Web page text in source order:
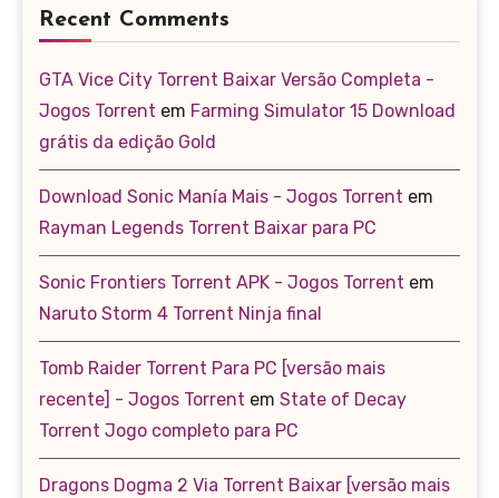
Recent Comments
GTA Vice City Torrent Baixar Versão Completa -
Jogos Torrent em Farming Simulator 15 Download
grátis da edição Gold
Download Sonic Manía Mais - Jogos Torrent em
Rayman Legends Torrent Baixar para PC
Sonic Frontiers Torrent APK - Jogos Torrent em
Naruto Storm 4 Torrent Ninja final
Tomb Raider Torrent Para PC [versão mais
recente] - Jogos Torrent em State of Decay
Torrent Jogo completo para PC
Dragons Dogma 2 Via Torrent Baixar [versão mais